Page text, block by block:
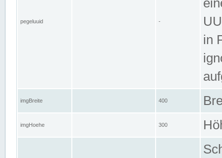
pegeluuid -
in
imgBreite 400
imgHoehe 300